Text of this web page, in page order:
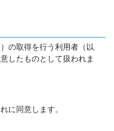
の取得を行う利用者（以
したものとして扱われま
に同意します。